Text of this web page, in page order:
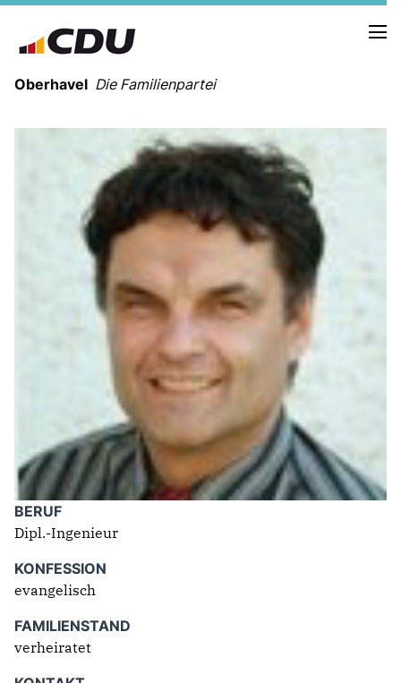
Oberhavel Die Familienpartei
TERMINE
ORTSVERBÄNDE
VEREINIGUNGEN
Kreistagsfraktion
Leitprogramm der CDU Oberhavel
Mitmachen
BÜRGERANFRAGE
BERUF
Dipl.-Ingenieur
KONFESSION
evangelisch
FAMILIENSTAND
verheiratet